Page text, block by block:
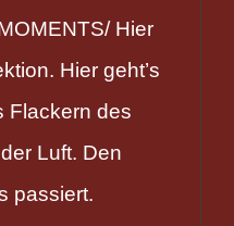
Hier
Hier geht’s
Flackern des
Luft. Den
passiert.